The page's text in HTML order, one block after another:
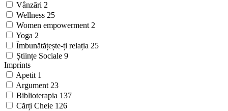
Vânzări 2
Wellness 25
Women empowerment 2
Yoga 2
Îmbunătățește-ți relația 25
Științe Sociale 9
Imprints
Apetit 1
Argument 23
Biblioterapia 137
Cărți Cheie 126